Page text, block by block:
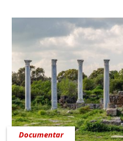
Documentar